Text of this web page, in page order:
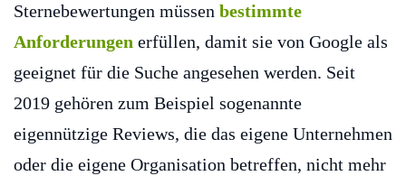
Sternebewertungen müssen bestimmte
Anforderungen erfüllen, damit sie von Google als
geeignet für die Suche angesehen werden. Seit
2019 gehören zum Beispiel sogenannte
eigennützige Reviews, die das eigene Unternehmen
oder die eigene Organisation betreffen, nicht mehr